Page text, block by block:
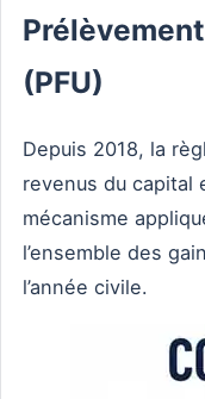
(PFU)
Depuis 2018, la
revenus du capital
mécanisme
l’ensemble des
l’année civile.